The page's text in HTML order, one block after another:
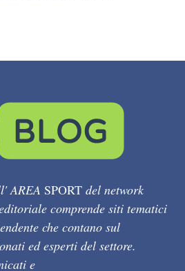
AREA SPORT del network
comprende siti tematici
che contano sul
ed esperti del settore.
e